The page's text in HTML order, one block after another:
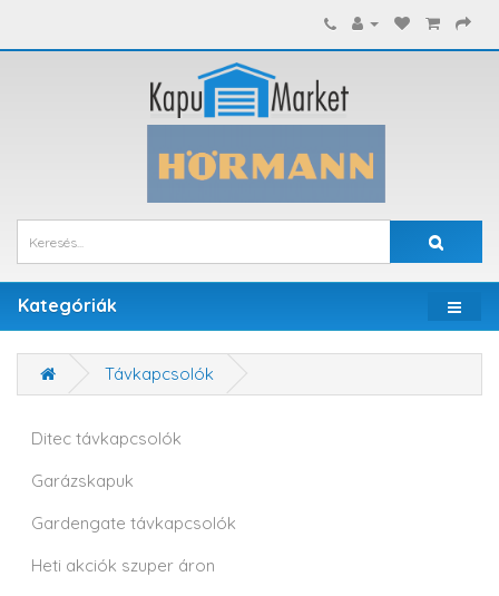
Kategóriák
Távkapcsolók
Ditec távkapcsolók
Garázskapuk
Gardengate távkapcsolók
Heti akciók szuper áron